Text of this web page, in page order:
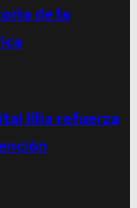
de la
Illia refuerza